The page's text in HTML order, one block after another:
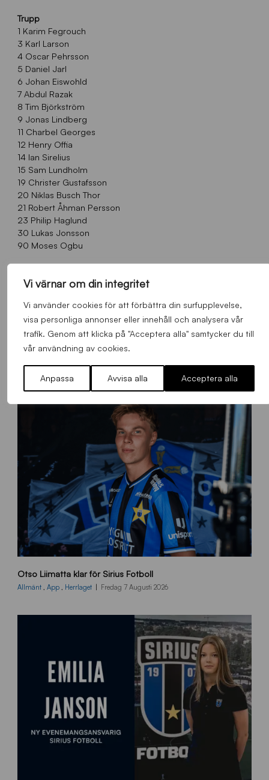
Vi värnar om din integritet
Vi använder cookies för att förbättra din surfupplevelse,
visa personliga annonser eller innehåll och analysera vår
trafik. Genom att klicka på "Acceptera alla" samtycker du till
vår användning av cookies.
Anpassa Avvisa alla Acceptera alla
Trupp
1 Karim Fegrouch
3 Karl Larson
4 Oscar Pehrsson
5 Daniel Jarl
6 Johan Eiswohld
7 Abdul Razak
8 Tim Björkström
9 Jonas Lindberg
11 Charbel Georges
12 Henry Offia
14 Ian Sirelius
15 Sam Lundholm
19 Christer Gustafsson
20 Niklas Busch Thor
21 Robert Åhman Persson
23 Philip Haglund
30 Lukas Jonsson
90 Moses Ogbu
FLER NYHETER
L
_
e
Otso Liimatta klar för Sirius Fotboll
Allmänt , App , Herrlaget Fredag 7 Augusti 2026